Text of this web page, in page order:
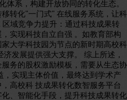
系，构建开放协同的转化生态。
转化"一门式" 在线服务系统，让科
域竞争力提升：通过科技成果转
实现科技自立自强 。如教育部构
大学科技园为节点的新时期高校科
发展提供强大支撑。 综上所述，
务的股权激励模板，需要从生态协
，实现主体价值，最终达到学术产
高校科 技成果转化数智服务平台
、智能化手段，提升科技成果转化